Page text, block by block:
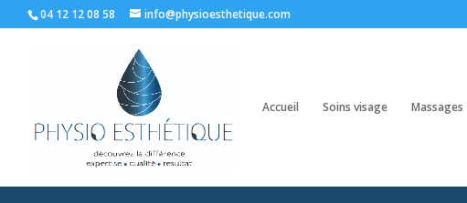
04 12 12 08 58 info@physioesthetique.com
Accueil Soins visage Massages